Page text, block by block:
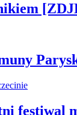
festiwal